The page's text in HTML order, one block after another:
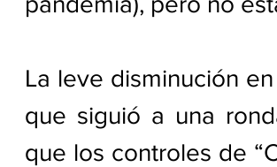
La leve disminución
que siguió a una
que los controles de